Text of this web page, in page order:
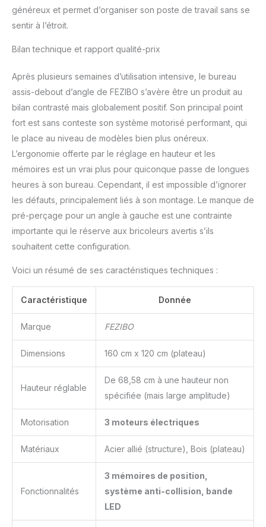
généreux et permet d’organiser son poste de travail sans se
sentir à l’étroit.
Bilan technique et rapport qualité-prix
Après plusieurs semaines d’utilisation intensive, le bureau
assis-debout d’angle de FEZIBO s’avère être un produit au
bilan contrasté mais globalement positif. Son principal point
fort est sans conteste son système motorisé performant, qui
le place au niveau de modèles bien plus onéreux.
L’ergonomie offerte par le réglage en hauteur et les
mémoires est un vrai plus pour quiconque passe de longues
heures à son bureau. Cependant, il est impossible d’ignorer
les défauts, principalement liés à son montage. Le manque de
pré-perçage pour un angle à gauche est une contrainte
importante qui le réserve aux bricoleurs avertis s’ils
souhaitent cette configuration.
Voici un résumé de ses caractéristiques techniques :
Caractéristique Donnée
Marque FEZIBO
Dimensions 160 cm x 120 cm (plateau)
Hauteur réglable
De 68,58 cm à une hauteur non
spécifiée (mais large amplitude)
Motorisation 3 moteurs électriques
Matériaux Acier allié (structure), Bois (plateau)
Fonctionnalités
3 mémoires de position,
système anti-collision, bande
LED